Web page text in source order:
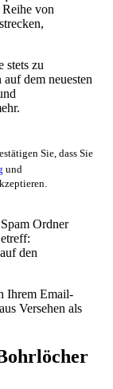
von
stets zu
dem neuesten
Sie, dass Sie
und
Ordner
den
Ihrem Email-
Versehen als